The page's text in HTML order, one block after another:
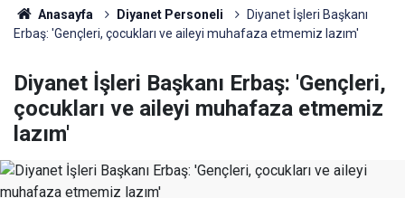
Anasayfa Diyanet Personeli
Diyanet İşleri Başkanı
Erbaş: 'Gençleri, çocukları ve aileyi muhafaza etmemiz lazım'
Diyanet İşleri Başkanı Erbaş: 'Gençleri,
çocukları ve aileyi muhafaza etmemiz
lazım'